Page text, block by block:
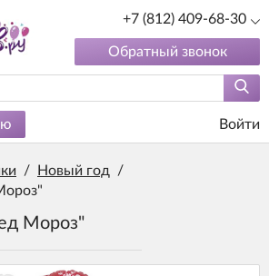
+7 (812) 409-68-30
Обратный звонок
Войти
/ Новый год
/
Мороз"